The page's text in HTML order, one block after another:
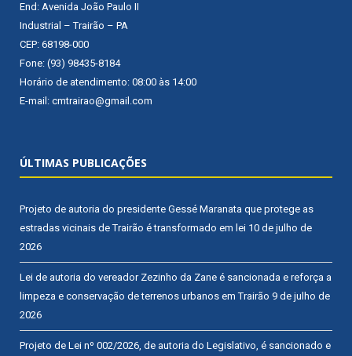
End: Avenida João Paulo II
Industrial – Trairão – PA
CEP: 68198-000
Fone: (93) 98435-8184
Horário de atendimento: 08:00 às 14:00
E-mail: cmtrairao@gmail.com
ÚLTIMAS PUBLICAÇÕES
Projeto de autoria do presidente Gessé Maranata que protege as
estradas vicinais de Trairão é transformado em lei 10 de julho de
2026
Lei de autoria do vereador Zezinho da Zane é sancionada e reforça a
limpeza e conservação de terrenos urbanos em Trairão 9 de julho de
2026
Projeto de Lei nº 002/2026, de autoria do Legislativo, é sancionado e